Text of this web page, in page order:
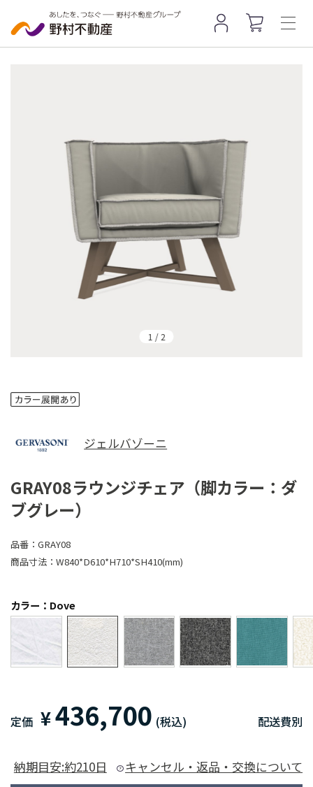
1 /2
ジェルバゾーニ
GRAY08ラウンジチェア（脚カラー：ダ
ブグレー）
品番： GRAY08
商品寸法： W840*D610*H710*SH410(mm)
カラー：Dove
定価 ¥436,700 (税込) 配送費別
納期目安:約210日 キャンセル・返品・交換について